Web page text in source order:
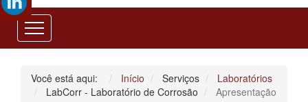
Você está aqui: Início Serviços
Laboratórios
LabCorr - Laboratório de Corrosão
Apresentação